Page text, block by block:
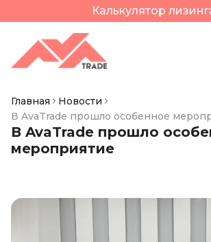
Калькулятор
Главная
Новости
В AvaTrade прошло особенное
В AvaTrade прошло
мероприятие